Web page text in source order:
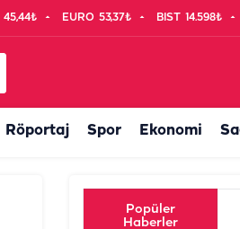
45,44₺ EURO 53,37₺ BIST 14.598₺
Röportaj Spor Ekonomi
Popüler
Haberler